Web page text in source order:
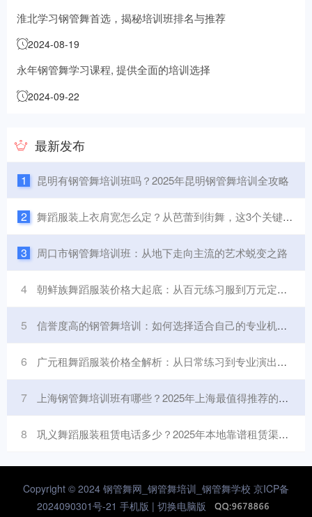
淮北学习钢管舞首选，揭秘培训班排名与推荐
2024-08-19
永年钢管舞学习课程, 提供全面的培训选择
2024-09-22
最新发布
1 昆明有钢管舞培训班吗？2025年昆明钢管舞培训全攻略
2 舞蹈服装上衣肩宽怎么定？从芭蕾到街舞，这3个关键因素决定合身度
3 周口市钢管舞培训班：从地下走向主流的艺术蜕变之路
4 朝鲜族舞蹈服装价格大起底：从百元练习服到万元定制款，到底差在哪里？
5 信誉度高的钢管舞培训：如何选择适合自己的专业机构？
6 广元租舞蹈服装价格全解析：从日常练习到专业演出，预算怎么规划？
7 上海钢管舞培训班有哪些？2025年上海最值得推荐的钢管舞培训机构
8 巩义舞蹈服装租赁电话多少？2025年本地靠谱租赁渠道全整理，避坑指南+实用技巧
Copyright © 2024 钢管舞网_钢管舞培训_钢管舞学校 京ICP备
2024090301号-21 手机版 | 切换电脑版